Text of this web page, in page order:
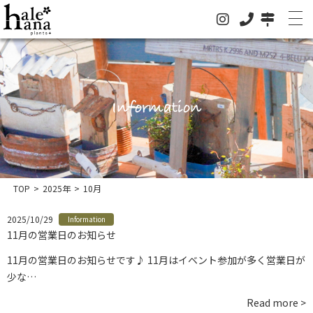
ホーム
オンラインストア
法人の方はこちらへ
イベント
ドライフラワー
Information
TOP > 2025年 > 10月
2025/10/29 Information
11月の営業日のお知らせ
11月の営業日のお知らせです♪ 11月はイベント参加が多く営業日が
少な…
Read more >